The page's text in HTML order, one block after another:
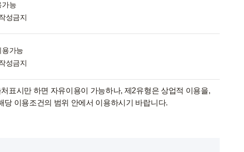
가능
성금지
용가능
성금지
표시만 하면 자유이용이 가능하나, 제2유형은 상업적 이용을,
이용조건의 범위 안에서 이용하시기 바랍니다.